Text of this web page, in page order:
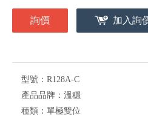
詢價 加入詢
型號： R128A-C
產品品牌： 溫穩
種類： 單極雙位